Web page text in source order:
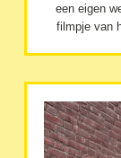
een eigen
filmpje van